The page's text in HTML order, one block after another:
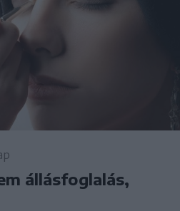
állásfoglalás,